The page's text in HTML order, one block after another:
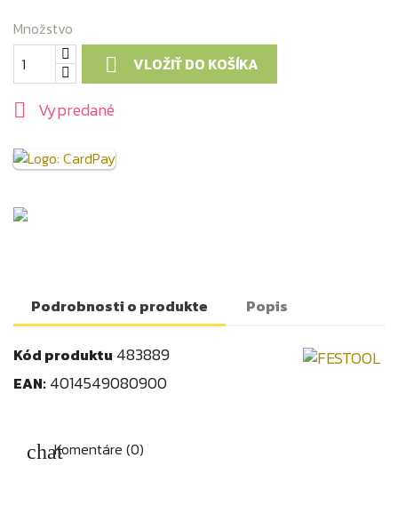
Množstvo
 VLOŽIŤ DO KOŠÍKA
 Vypredané
Podrobnosti o produkte Popis
Kód produktu 483889
EAN: 4014549080900
Komentáre (0)